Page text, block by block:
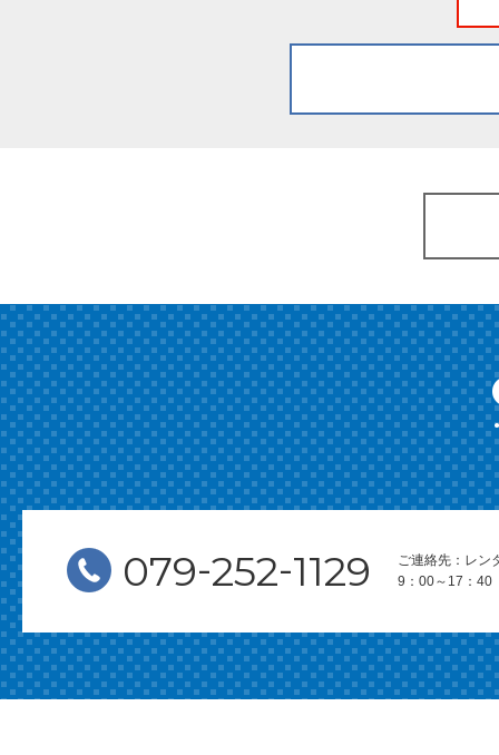
079-252-1129
ご連絡先：レン
9：00～17：